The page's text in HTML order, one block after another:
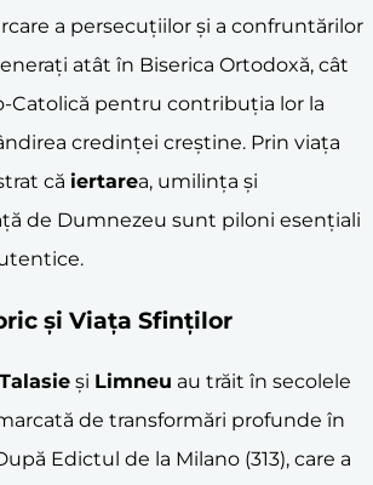
a persecuțiilor și a confruntărilor
atât în Biserica Ortodoxă, cât
Catolică pentru contribuția lor la
credinței creștine. Prin viața
că iertarea, umilința și
de Dumnezeu sunt piloni esențiali
și Viața Sfinților
Talasie și Limneu au trăit în secolele
de transformări profunde în
Edictul de la Milano (313), care a